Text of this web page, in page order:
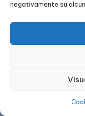
negativamente su